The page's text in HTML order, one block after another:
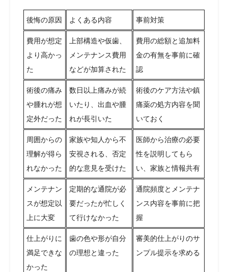
後悔の原因 よくある内容 事前対策
費用が想定
より高かっ
た
上部構造や仮歯、
メンテナンス費用
などが加算された
費用の総額と追加料
金の有無を事前に確
認
術後の痛み
や腫れが想
定外だった
数日以上痛みが続
いたり、出血や腫
れが長引いた
術後のケア方法や鎮
痛薬の処方内容を聞
いておく
周囲からの
理解が得ら
れなかった
家族や知人から不
安視される、否定
的な意見を受けた
医師から治療の必要
性を説明してもら
い、家族と情報共有
メンテナン
スが想定以
上に大変
定期的な通院が必
要だったが忙しく
て行けなかった
通院頻度とメンテナ
ンス内容を事前に把
握
仕上がりに
満足できな
かった
歯の色や形が自分
の理想と違った
審美的仕上がりのサ
ンプル提示を求める